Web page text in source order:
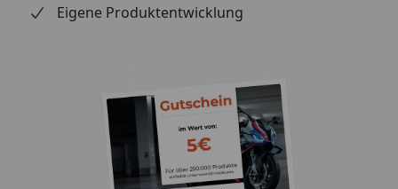
Eigene Produktentwicklung